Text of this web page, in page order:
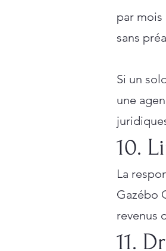
par mois
sans
Si un
une
10.
La
Gazébo
revenus
11.